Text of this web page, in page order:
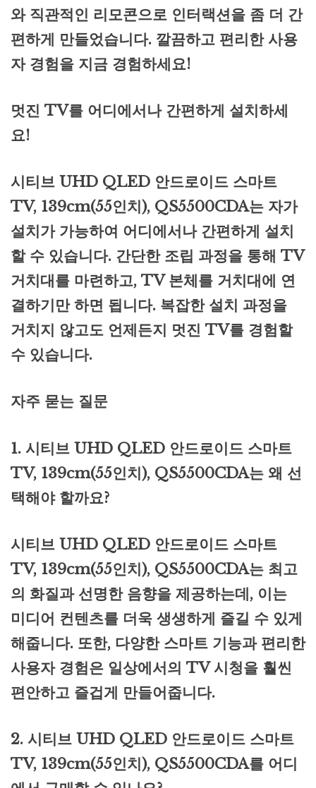
와 직관적인 리모콘으로 인터랙션을 좀 더 간
편하게 만들었습니다. 깔끔하고 편리한 사용
자 경험을 지금 경험하세요!
멋진 TV를 어디에서나 간편하게 설치하세
요!
시티브 UHD QLED 안드로이드 스마트
TV, 139cm(55인치), QS5500CDA는 자가
설치가 가능하여 어디에서나 간편하게 설치
할 수 있습니다. 간단한 조립 과정을 통해 TV
거치대를 마련하고, TV 본체를 거치대에 연
결하기만 하면 됩니다. 복잡한 설치 과정을
거치지 않고도 언제든지 멋진 TV를 경험할
수 있습니다.
자주 묻는 질문
1. 시티브 UHD QLED 안드로이드 스마트
TV, 139cm(55인치), QS5500CDA는 왜 선
택해야 할까요?
시티브 UHD QLED 안드로이드 스마트
TV, 139cm(55인치), QS5500CDA는 최고
의 화질과 선명한 음향을 제공하는데, 이는
미디어 컨텐츠를 더욱 생생하게 즐길 수 있게
해줍니다. 또한, 다양한 스마트 기능과 편리한
사용자 경험은 일상에서의 TV 시청을 훨씬
편안하고 즐겁게 만들어줍니다.
2. 시티브 UHD QLED 안드로이드 스마트
TV, 139cm(55인치), QS5500CDA를 어디